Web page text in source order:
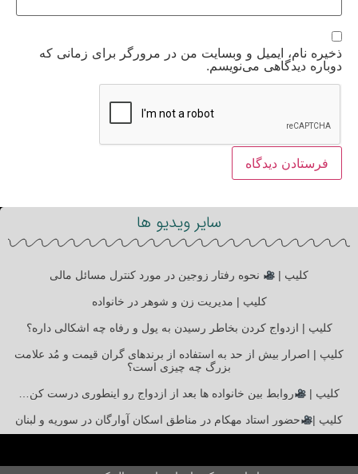
ذخیره نام، ایمیل و وبسایت من در مرورگر برای زمانی که
دوباره دیدگاهی می‌نویسم.
سایر ویدیو ها
کلیپ | نحوه رفتار زوجین در مورد کنترل مسائل مالی
کلیپ | مدیریت زن و شوهر در خانواده
کلیپ | ازدواج کردن بخاطر رسیدن به پول و رفاه چه اشکالی داره؟
کلیپ | اصرار بیش از حد به استفاده از برندهای گران قیمت و مُد علامت
بزرگ چه چیزی است؟
کلیپ | روابط بین خانواده ها بعد از ازدواج رو اینطوری درست کن…
کلیپ | حضور استاد مهکام در مناطق اسکان آوارگان در سوریه و لبنان